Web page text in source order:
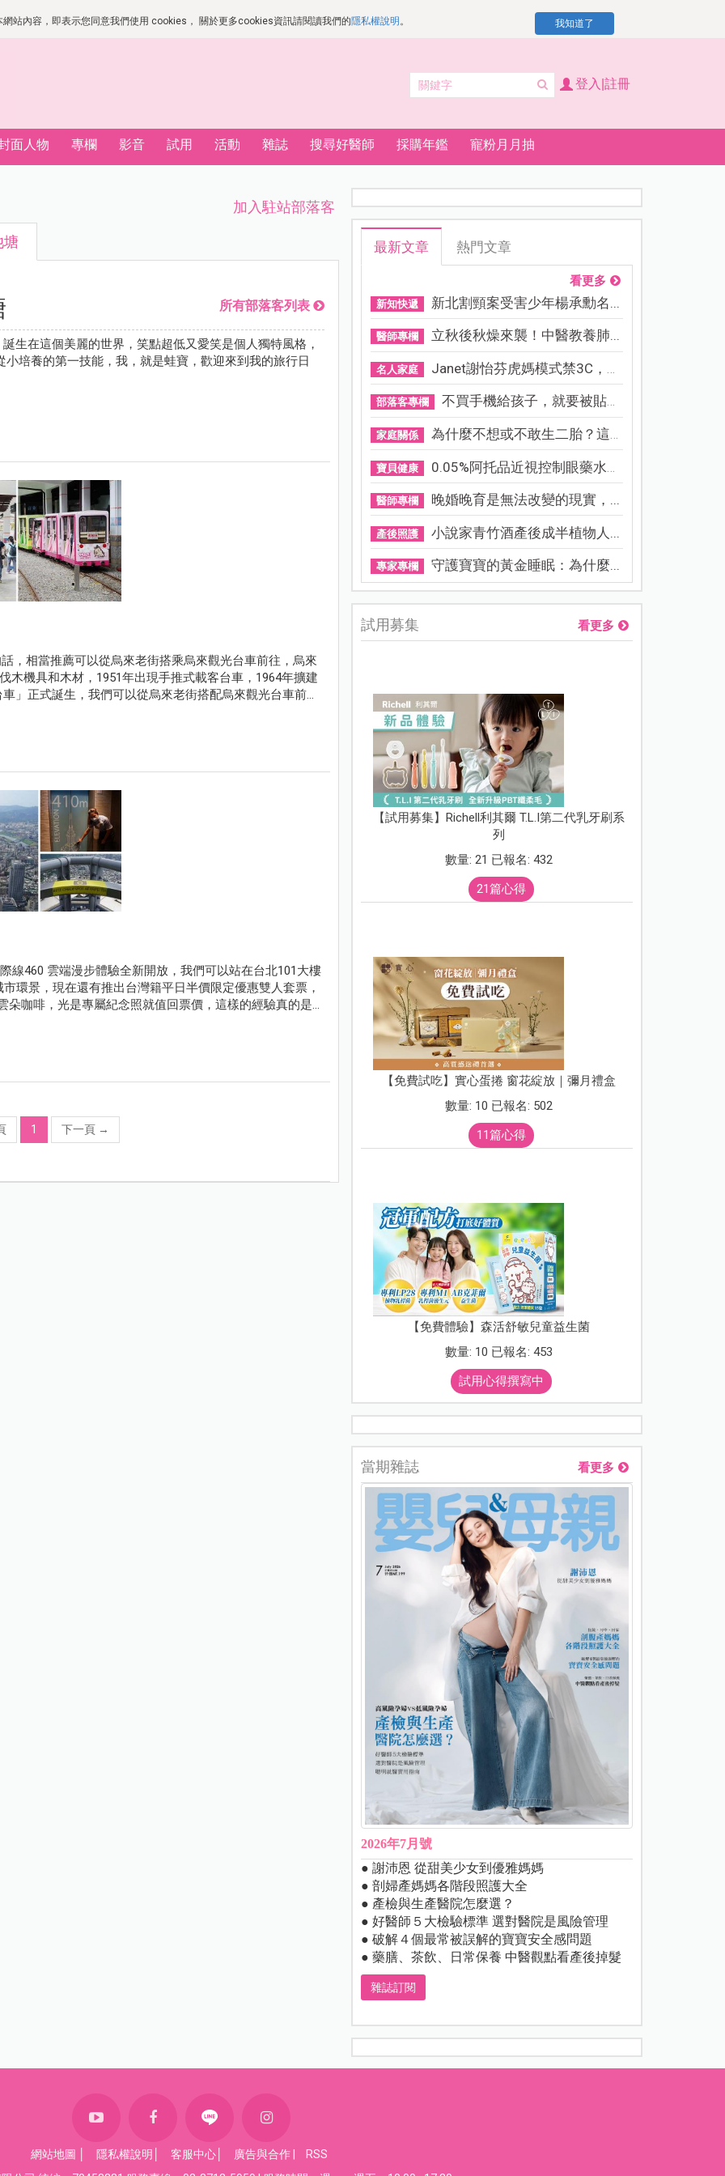
站內容，即表示您同意我們使用 cookies， 關於更多cookies資訊請閱讀我們的隱私權說明 。 我知道了
登入|註冊
面人物 專欄 影音 試用 活動 雜誌 搜尋好醫師 採購年鑑 寵粉月月抽
加入駐站部落客
塘
所有部落客列表
生在這個美麗的世界，笑點超低又愛笑是個人獨特風格，
小培養的第一技能，我，就是蛙寶，歡迎來到我的旅行日
，相當推薦可以從烏來老街搭乘烏來觀光台車前往，烏來
木機具和木材，1951年出現手推式載客台車，1964年擴建
」正式誕生，我們可以從烏來老街搭配烏來觀光台車前往
線460 雲端漫步體驗全新開放，我們可以站在台北101大樓
環景，現在還有推出台灣籍平日半價限定優惠雙人套票，
咖啡，光是專屬紀念照就值回票價，這樣的經驗真的是太
1 下一頁 →
最新文章 熱門文章
看更多
新知快遞 新北割頸案受害少年楊承勳名...
醫師專欄 立秋後秋燥來襲！中醫教養肺...
名人家庭 Janet謝怡芬虎媽模式禁3C，看...
部落客專欄 不買手機給孩子，就要被貼「...
家庭關係 為什麼不想或不敢生二胎？這8...
寶貝健康 0.05%阿托品近視控制眼藥水納...
醫師專欄 晚婚晚育是無法改變的現實，...
產後照護 小說家青竹酒產後成半植物人...
專家專欄 守護寶寶的黃金睡眠：為什麼...
試用募集 看更多
【試用募集】Richell利其爾 T.L.I第二代乳牙刷系
列
數量: 21 已報名: 432
21篇心得
【免費試吃】實心蛋捲 窗花綻放｜彌月禮盒
數量: 10 已報名: 502
11篇心得
【免費體驗】森活舒敏兒童益生菌
數量: 10 已報名: 453
試用心得撰寫中
當期雜誌 看更多
2026年7月號
● 謝沛恩 從甜美少女到優雅媽媽
● 剖婦產媽媽各階段照護大全
● 產檢與生產醫院怎麼選？
● 好醫師５大檢驗標準 選對醫院是風險管理
● 破解４個最常被誤解的寶寶安全感問題
● 藥膳、茶飲、日常保養 中醫觀點看產後掉髮
雜誌訂閱
網站地圖 隱私權說明 客服中心 廣告與合作
RSS